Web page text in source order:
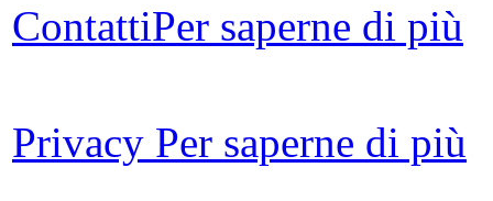
ContattiPer saperne di più
Privacy Per saperne di più